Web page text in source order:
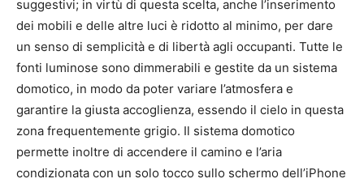
suggestivi; in virtù di questa scelta, anche l’inserimento
dei mobili e delle altre luci è ridotto al minimo, per dare
un senso di semplicità e di libertà agli occupanti. Tutte le
fonti luminose sono dimmerabili e gestite da un sistema
domotico, in modo da poter variare l’atmosfera e
garantire la giusta accoglienza, essendo il cielo in questa
zona frequentemente grigio. Il sistema domotico
permette inoltre di accendere il camino e l’aria
condizionata con un solo tocco sullo schermo dell’iPhone